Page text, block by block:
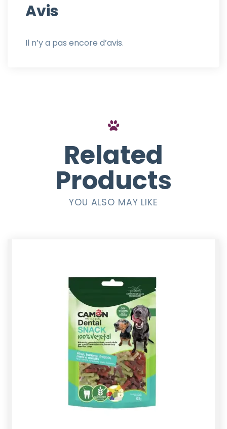
Avis
Il n’y a pas encore d’avis.
Related
Products
YOU ALSO MAY LIKE